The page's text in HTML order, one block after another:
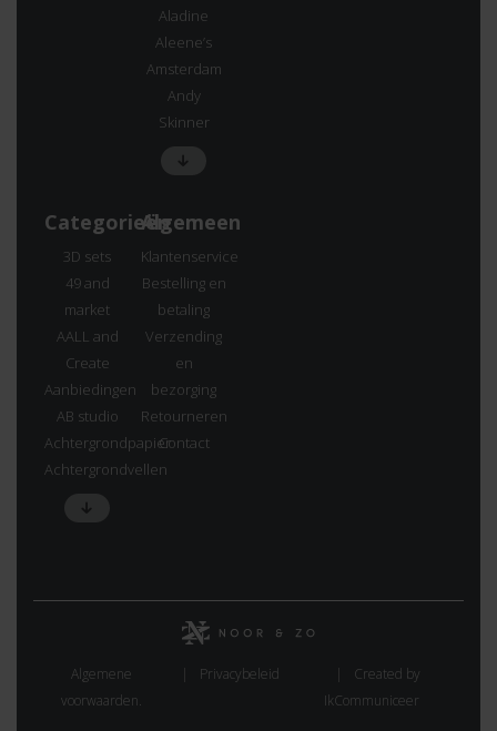
Aladine
Aleene’s
Amsterdam
Andy
Skinner
Categorieën
3D sets
49 and
market
AALL and
Create
Aanbiedingen
AB studio
Achtergrondpapier
Achtergrondvellen
Algemeen
Klantenservice
Bestelling en
betaling
Verzending
en
bezorging
Retourneren
Contact
Algemene
voorwaarden.
Privacybeleid
Created by
IkCommuniceer